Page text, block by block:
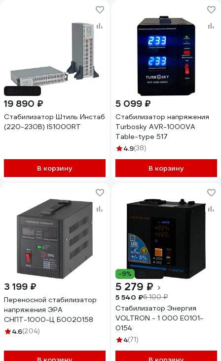
19 890 ₽
Стабилизатор Штиль Инстаб
(220-230В) IS1000RT
В корзину
5 099 ₽
Стабилизатор напряжения
Turbosky AVR-1000VA
Table-type 517
4.9(38)
В корзину
3 199 ₽
Переносной стабилизатор
напряжения ЭРА
СНПТ-1000-Ц Б0020158
4.6(204)
-9%
5 279 ₽
5 540 ₽6 100 ₽
Стабилизатор Энергия
VOLTRON - 1 000 Е0101-
0154
4(71)